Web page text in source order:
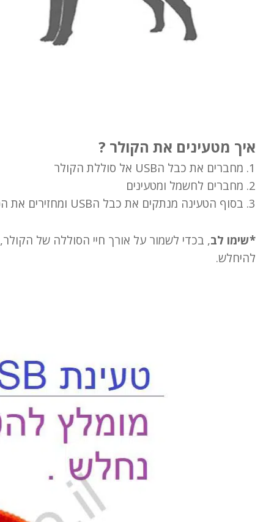
איך מטעינים את הקולר ?
1. מחברים את כבל הUSB אל סוללת הקולר
2. מחברים לחשמל ומטעינים
3. בסוף הטעינה מנתקים את כבל הUSB ומחזירים את הסוללה למקומה.
*שימו לב, בכדי לשמור על אורך חיי הסוללה של
להיחלש.